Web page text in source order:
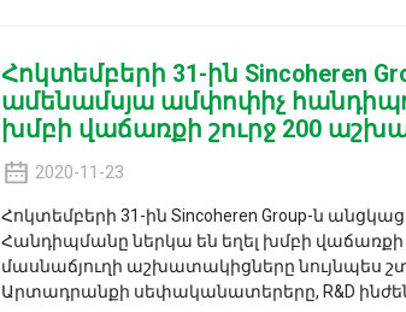
Հոկտեմբերի 31-ին Sincoheren
ամենամսյա ամփոփիչ
խմբի վաճառքի շուրջ 200
2020-11-23
Հոկտեմբերի 31-ին Sincoheren Group-ն
Հանդիպմանը ներկա են եղել խմբի վաճառքի
մասնաճյուղի աշխատակիցները նույնպես
Արտադրանքի սեփականատերերը, R&D